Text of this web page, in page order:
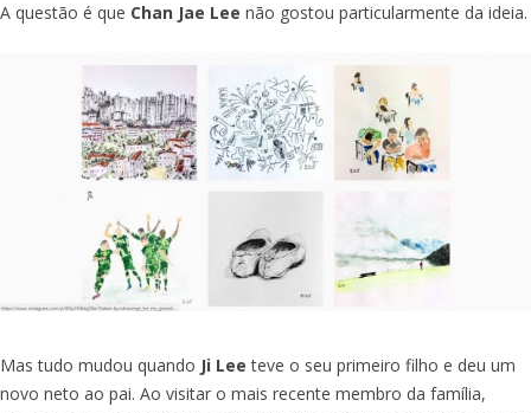
A questão é que Chan Jae Lee não gostou particularmente da ideia.
Mas tudo mudou quando Ji Lee teve o seu primeiro filho e deu um
novo neto ao pai. Ao visitar o mais recente membro da família,